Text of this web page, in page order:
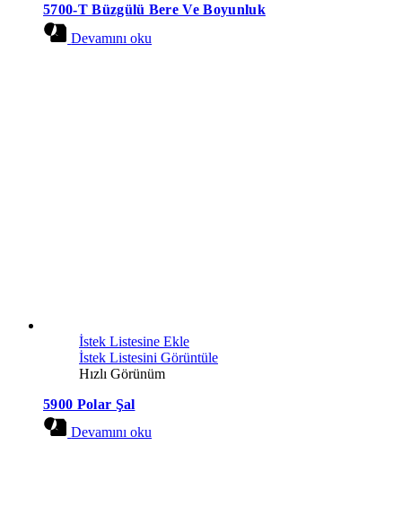
5700-T Büzgülü Bere Ve Boyunluk
Devamını oku
İstek Listesine Ekle
İstek Listesini Görüntüle
Hızlı Görünüm
5900 Polar Şal
Devamını oku